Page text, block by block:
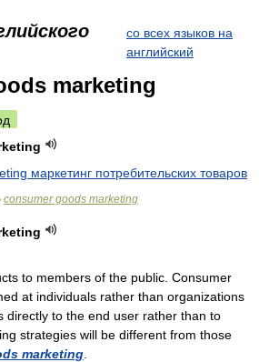
со всех языков на
английский
marketing
маркетинг потребительских товаров
consumer goods marketing
to members of the public. Consumer
at individuals rather than organizations
directly to the end user rather than to
strategies will be different from those
marketing